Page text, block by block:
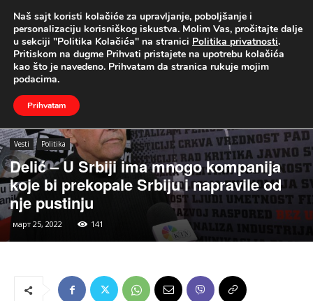
UŽIVO
Naslovna Vesti Politika
Vesti Politika
Delić – U Srbiji ima mnogo kompanija
koje bi prekopale Srbiju i napravile od
nje pustinju
март 25, 2022 141
Naš sajt koristi kolačiće za upravljanje, poboljšanje i
personalizaciju korisničkog iskustva. Molim Vas, pročitajte dalje
u sekciji "Politika Kolačića" na stranici Politika privatnosti.
Pritiskom na dugme Prihvati pristajete na upotrebu kolačića
kao što je navedeno. Prihvatam da stranica rukuje mojim
podacima.
Prihvatam